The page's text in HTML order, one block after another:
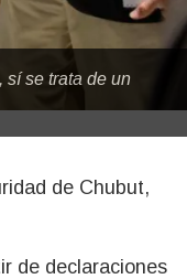
sí se trata de un
de declaraciones